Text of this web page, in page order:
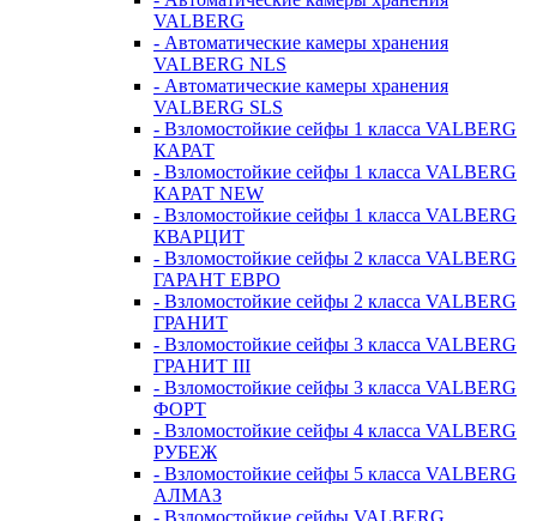
VALBERG
- Автоматические камеры хранения
VALBERG NLS
- Автоматические камеры хранения
VALBERG SLS
- Взломостойкие сейфы 1 класса VALBERG
КАРАТ
- Взломостойкие сейфы 1 класса VALBERG
КАРАТ NEW
- Взломостойкие сейфы 1 класса VALBERG
КВАРЦИТ
- Взломостойкие сейфы 2 класса VALBERG
ГАРАНТ ЕВРО
- Взломостойкие сейфы 2 класса VALBERG
ГРАНИТ
- Взломостойкие сейфы 3 класса VALBERG
ГРАНИТ III
- Взломостойкие сейфы 3 класса VALBERG
ФОРТ
- Взломостойкие сейфы 4 класса VALBERG
РУБЕЖ
- Взломостойкие сейфы 5 класса VALBERG
АЛМАЗ
- Взломостойкие сейфы VALBERG